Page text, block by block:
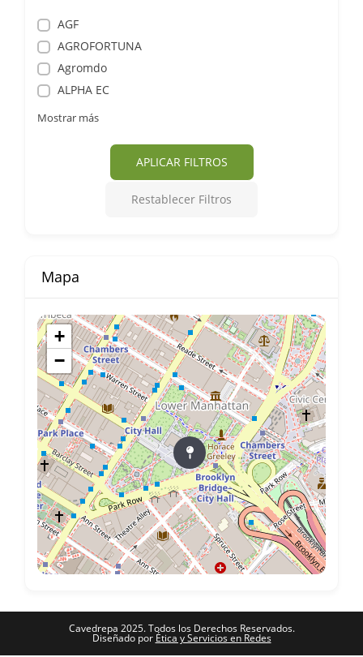
AGF
AGROFORTUNA
Agromdo
ALPHA EC
Mostrar más
APLICAR FILTROS
Restablecer Filtros
Mapa
+
−
Cavedrepa 2025. Todos los Derechos Reservados.
Diseñado por Ética y Servicios en Redes